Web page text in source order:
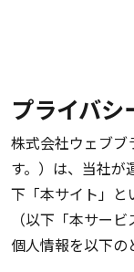
プライバシ
株式会社ウェブブ
す。）は、当社が
下「本サイト」と
（以下「本サー
個人情報を以下の